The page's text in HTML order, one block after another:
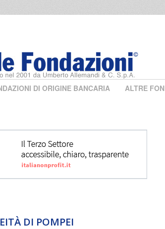
DI ORIGINE BANCARIA ALTRE
DI POMPEI